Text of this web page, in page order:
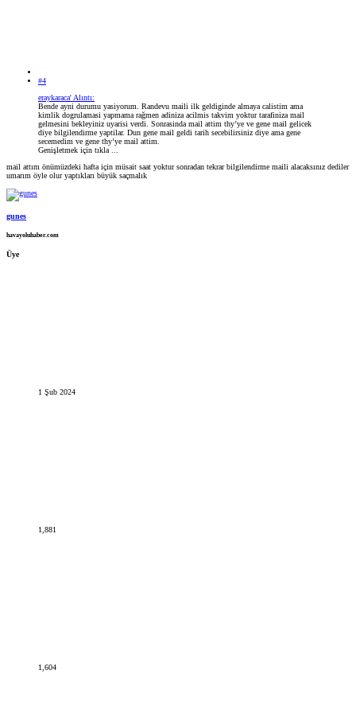
#4
eraykaraca' Alıntı:
Bende ayni durumu yasiyorum. Randevu maili ilk geldiginde almaya calistim ama
kimlik dogrulamasi yapmama rağmen adiniza acilmis takvim yoktur tarafiniza mail
gelmesini bekleyiniz uyarisi verdi. Sonrasinda mail attim thy’ye ve gene mail gelicek
diye bilgilendirme yaptilar. Dun gene mail geldi tarih secebilirsiniz diye ama gene
secemedim ve gene thy’ye mail attim.
Genişletmek için tıkla ...
mail attım önümüzdeki hafta için müsait saat yoktur sonradan tekrar bilgilendirme maili alacaksınız dediler
umarım öyle olur yaptıkları büyük saçmalık
gunes
havayoluhaber.com
Üye
1 Şub 2024
1,881
1,604